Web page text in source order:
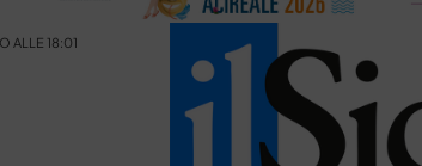
ALLE 18:01